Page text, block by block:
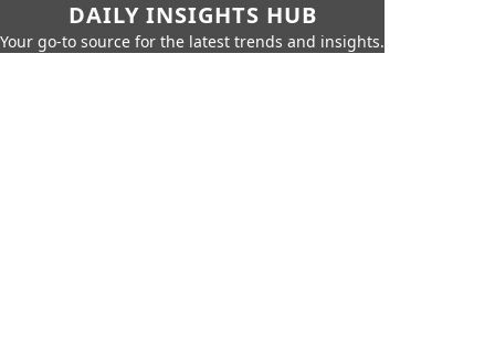
DAILY INSIGHTS HUB
Your go-to source for the latest trends and insights.